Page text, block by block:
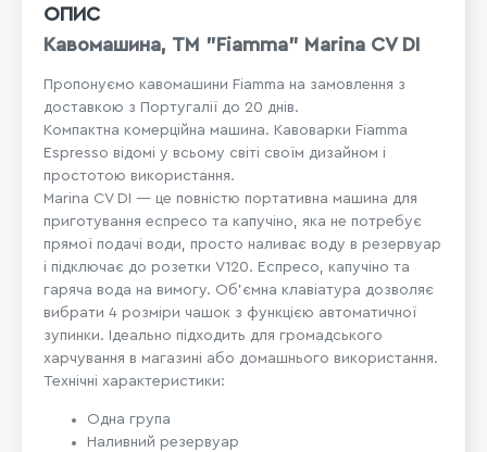
ОПИС
Кавомашина, TM "Fiamma" Marina CV DI
Пропонуємо кавомашини Fiamma на замовлення з
доставкою з Португалії до 20 днів.
Компактна комерційна машина. Кавоварки Fiamma
Espresso відомі у всьому світі своїм дизайном і
простотою використання.
Marina CV DI — це повністю портативна машина для
приготування еспресо та капучіно, яка не потребує
прямої подачі води, просто наливає воду в резервуар
і підключає до розетки V120. Еспресо, капучіно та
гаряча вода на вимогу. Об'ємна клавіатура дозволяє
вибрати 4 розміри чашок з функцією автоматичної
зупинки. Ідеально підходить для громадського
харчування в магазині або домашнього використання.
Технічні характеристики:
Одна група
Наливний резервуар